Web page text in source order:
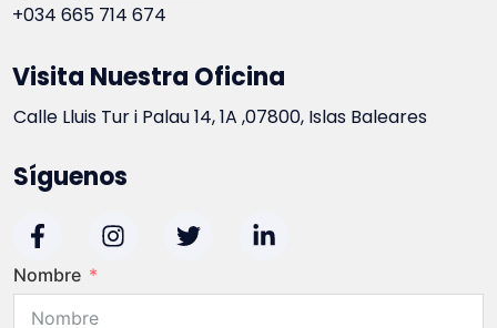
+034 665 714 674
Visita Nuestra Oficina
Calle Lluis Tur i Palau 14, 1A ,07800, Islas Baleares
Síguenos
Nombre